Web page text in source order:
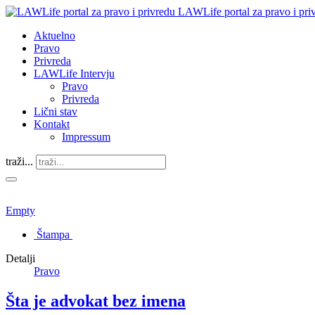
LAWLife portal za pravo i
Aktuelno
Pravo
Privreda
LAWLife Intervju
Pravo
Privreda
Lični stav
Kontakt
Impressum
traži...
Empty
Štampa
Detalji
Pravo
Šta je advokat bez imena